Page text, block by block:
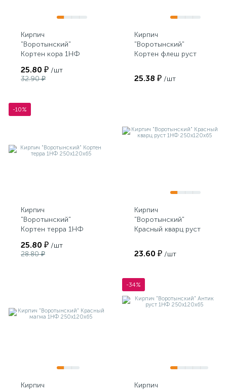
Кирпич
"Воротынский"
Кортен кора 1НФ
25.80 ₽ /шт
32.90 ₽
Кирпич
"Воротынский"
Кортен флеш руст
25.38 ₽ /шт
-10%
Кирпич
"Воротынский"
Кортен терра 1НФ
25.80 ₽ /шт
28.80 ₽
Кирпич
"Воротынский"
Красный кварц руст
23.60 ₽ /шт
Кирпич
-34%
Кирпич